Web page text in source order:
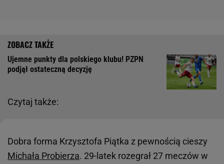
Czytaj także:
Ujemne punkty dla polskiego klubu! PZPN
podjął ostateczną decyzję
Dobra forma Krzysztofa Piątka z pewnością cieszy
Michała Probierza. 29-latek rozegrał 27 meczów w